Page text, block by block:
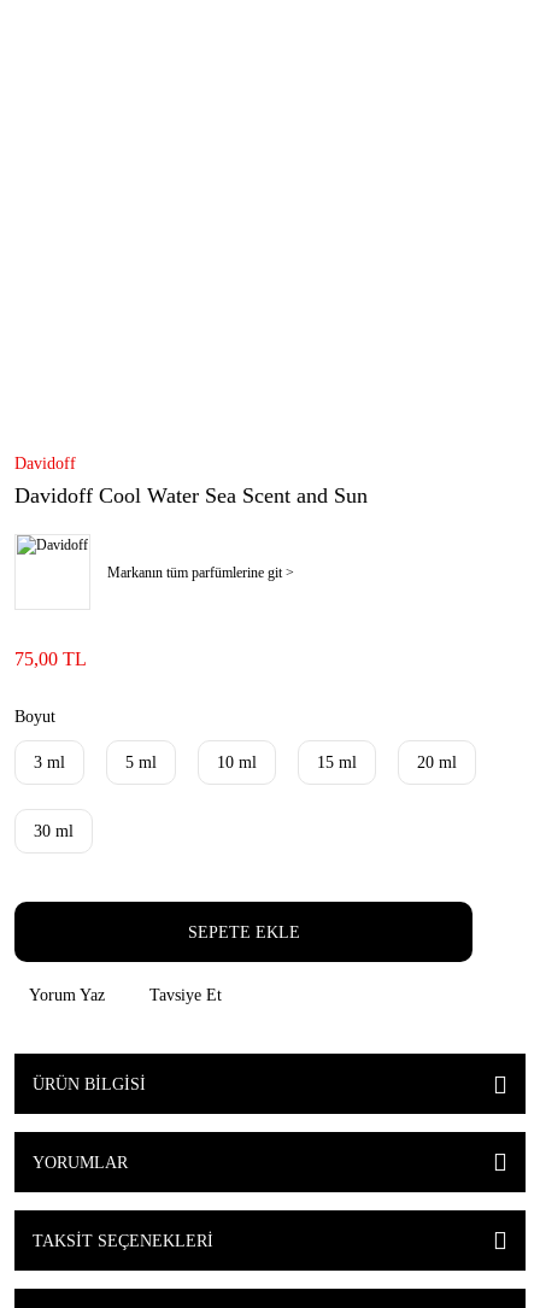
Davidoff
Davidoff Cool Water Sea Scent and Sun
Markanın tüm parfümlerine git >
75,00 TL
Boyut
3 ml 5 ml 10 ml 15 ml 20 ml
30 ml
SEPETE EKLE
Yorum Yaz Tavsiye Et
ÜRÜN BILGISI
YORUMLAR
TAKSIT SEÇENEKLERI